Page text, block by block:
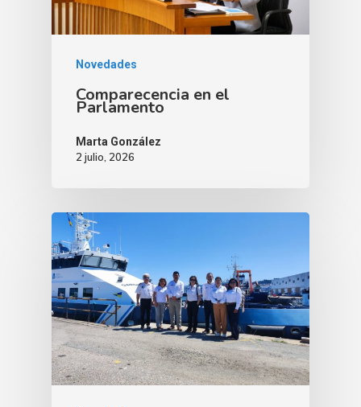
Novedades
Comparecencia en el
Parlamento
Marta González
2 julio, 2026